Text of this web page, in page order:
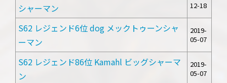
シャーマン
12-18
S62 レジェンド6位 dog メックトゥーンシャ
ーマン
2019-
05-07
S62 レジェンド86位 Kamahl ビッグシャーマ
ン
2019-
05-07